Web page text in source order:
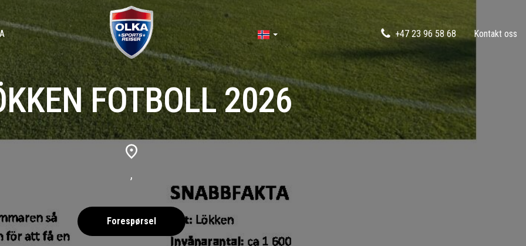
+47 23 96 58 68 Kontakt oss
FOTBOLL 2026
,
Forespørsel